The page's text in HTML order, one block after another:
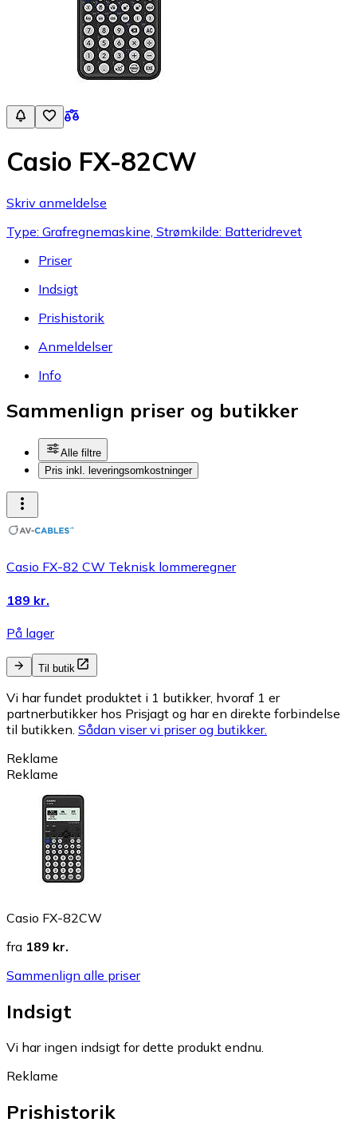
Casio FX-82CW
Skriv anmeldelse
Type: Grafregnemaskine, Strømkilde: Batteridrevet
Priser
Indsigt
Prishistorik
Anmeldelser
Info
Sammenlign priser og butikker
Alle filtre
Pris inkl. leveringsomkostninger
Casio FX-82 CW Teknisk lommeregner
189 kr.
På lager
Til butik
Vi har fundet produktet i 1 butikker, hvoraf 1 er
partnerbutikker hos Prisjagt og har en direkte forbindelse
til butikken. Sådan viser vi priser og butikker.
Reklame
Reklame
Casio FX-82CW
fra 189 kr.
Sammenlign alle priser
Indsigt
Vi har ingen indsigt for dette produkt endnu.
Reklame
Prishistorik